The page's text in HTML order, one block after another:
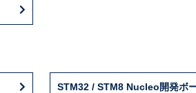
STM32 / STM8 Nucleo開発ボ